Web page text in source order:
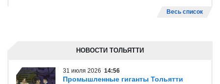
Весь список
НОВОСТИ ТОЛЬЯТТИ
31 июля 2026 14:56
Промышленные гиганты Тольятти